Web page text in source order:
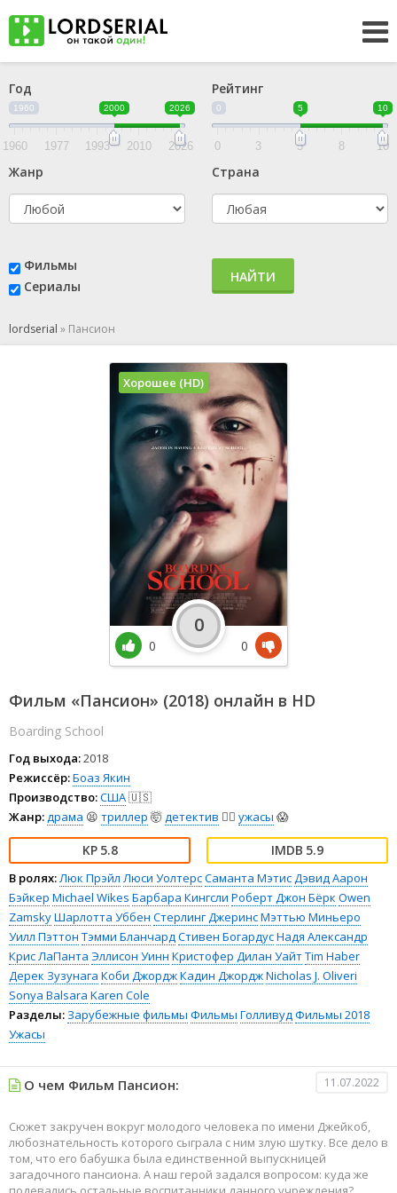
Год
1960 2000 2026
1960 1977 1993 2010 2026
Рейтинг
0 5 10
0 3 5 8 10
Жанр Страна
Фильмы
Сериалы
НАЙТИ
lordserial » Пансион
Фильм «Пансион» (2018) онлайн в HD
Boarding School
Год выхода:2018
Режиссёр:Боаз Якин
Производство:США🇺🇸
Жанр:драма 😫 триллер 🤯детектив 🕵️‍♂️ ужасы 😱
5.8 5.9
В ролях:Люк Прэйл Люси УолтерсСаманта МэтисДэвид Аарон
Бэйкер Michael Wikes Барбара Кингсли Роберт Джон Бёрк Owen
ZamskyШарлотта Уббен Стерлинг ДжеринсМэттью Миньеро
Уилл Пэттон Тэмми БланчардСтивен БогардусНадя Александр
Крис ЛаПанта Эллисон Уинн Кристофер Дилан УайтTim Haber
Дерек Зузунага Коби ДжорджКадин ДжорджNicholas J. Oliveri
Sonya Balsara Karen Cole
Разделы: Зарубежные фильмы Фильмы ГолливудФильмы 2018
Ужасы
Хорошее (HD)
0
0
0
О чем Фильм Пансион: 11.07.2022
Сюжет закручен вокруг молодого человека по имени Джейкоб,
любознательность которого сыграла с ним злую шутку. Все дело в
том, что его бабушка была единственной выпускницей
загадочного пансиона. А наш герой задался вопросом: куда же